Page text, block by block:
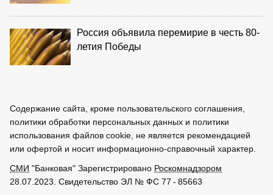
Россия объявила перемирие в честь 80-
летия Победы
Содержание сайта, кроме пользовательского соглашения,
политики обработки персональных данных и политики
использования файлов cookie, не является рекомендацией
или офертой и носит информационно-справочный характер.
СМИ "Банковая" Зарегистрировано Роскомнадзором
28.07.2023. Свидетельство ЭЛ № ФС 77 - 85663